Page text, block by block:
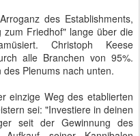
des Establishments,
Friedhof" lange über die
Christoph Keese
alle Branchen von 95%.
Plenums nach unten.
einzige Weg des etablierten
sei: "Investiere in deinen
seit der Gewinnung des